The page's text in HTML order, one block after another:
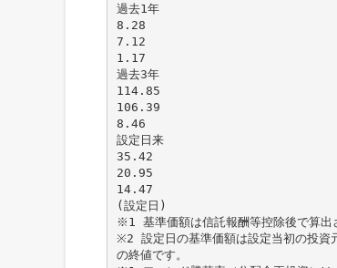
過去1年
8.28
7.12
1.17
過去3年
114.85
106.39
8.46
設定日来
35.42
20.95
14.47
(設定日)
※1 基準価額は信託報酬等控除後で算出
※2 設定日の基準価額は設定当初の投資
の終値です。